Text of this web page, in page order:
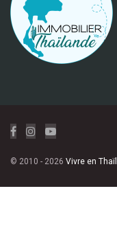
© 2010 - 2026 Vivre en